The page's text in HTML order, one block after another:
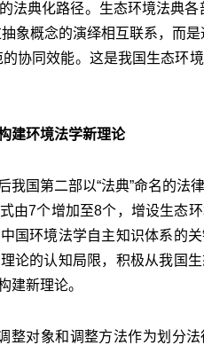
法典化路径。生态环境法典各
象概念的演绎相互联系，而
协同效能。这是我国生态环
建环境法学新理论
我国第二部以“法典”命名的法
由7个增加至8个，增设生态
国环境法学自主知识体系的
论的认知局限，积极从我国
建新理论。
整对象和调整方法作为划分